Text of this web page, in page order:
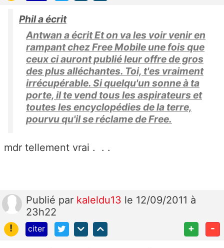
Phil a écrit
Antwan a écrit Et on va les voir venir en
rampant chez Free Mobile une fois que
ceux ci auront publié leur offre de gros
des plus alléchantes. Toi, t'es vraiment
irrécupérable. Si quelqu'un sonne à ta
porte, il te vend tous les aspirateurs et
toutes les encyclopédies de la terre,
pourvu qu'il se réclame de Free.
mdr tellement vrai . . .
Publié par kaleldu13 le 12/09/2011 à
23h22
!
citer + -